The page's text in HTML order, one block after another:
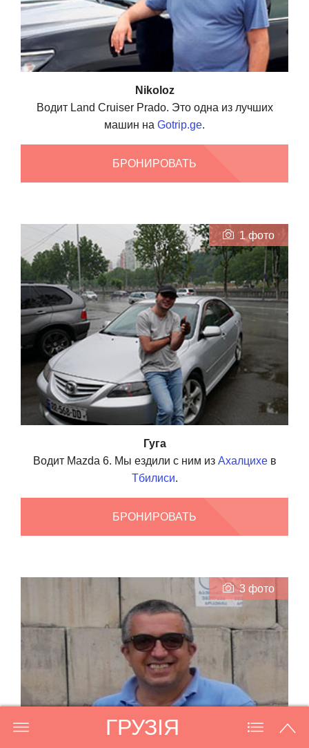
ГРУЗІЯ
Nikoloz
Водит Land Cruiser Prado. Это одна из лучших
машин на Gotrip.ge.
БРОНИРОВАТЬ
1 фото
Гуга
Водит Mazda 6. Мы ездили с ним из Ахалцихев
Тбилиси.
БРОНИРОВАТЬ
3 фото